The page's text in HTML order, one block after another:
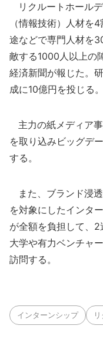
リクルートホール
（情報技術）人材を
途などで専門人材を
敵する1000人以上の
経済新聞が報じた。
成に10億円を投じる。
主力の紙メディア
を取り込みビッグデ
する。
また、ブランド浸
を対象にしたインタ
が全額を負担して、
大学や有力ベンチャ
訪問する。
インターンシップ